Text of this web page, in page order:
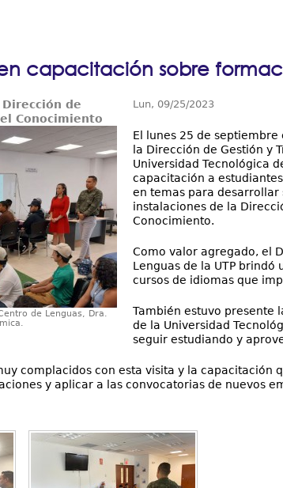
capacitación sobre
de
Conocimiento
de Lenguas, Dra.
Lun, 09/25/2023
El lunes 25 de
la Dirección de Gestión y
Universidad Tecnológica
capacitación a
en temas para
instalaciones de la
Conocimiento.
Como valor agregado, el
Lenguas de la UTP
cursos de idiomas que
También estuvo presente
de la Universidad
seguir estudiando y
complacidos con esta visita y la capacitación
y aplicar a las convocatorias de nuevos